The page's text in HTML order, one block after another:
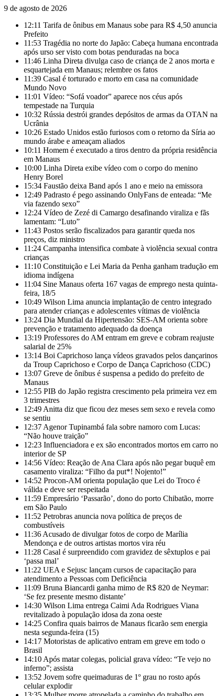
9 de agosto de 2026
12:11 Tarifa de ônibus em Manaus sobe para R$ 4,50 anuncia
Prefeito
11:53 Tragédia no norte do Japão: Cabeça humana encontrada
após urso ser visto com botas penduradas na boca
11:46 Linha Direta divulga caso de criança de 2 anos morta e
esquartejada em Manaus; relembre os fatos
11:39 Casal é torturado e morto em casa na comunidade
Mundo Novo
11:01 Vídeo: “Sofá voador” aparece nos céus após
tempestade na Turquia
10:32 Rússia destrói grandes depósitos de armas da OTAN na
Ucrânia
10:26 Estado Unidos estão furiosos com o retorno da Síria ao
mundo árabe e ameaçam aliados
10:11 Homem é executado a tiros dentro da própria residência
em Manaus
10:00 Linha Direta exibe vídeo com o corpo do menino
Henry Borel
15:34 Faustão deixa Band após 1 ano e meio na emissora
12:49 Padrasto é pego assinando OnlyFans de enteada: “Me
via fazendo sexo”
12:24 Vídeo de Zezé di Camargo desafinando viraliza e fãs
lamentam: “Luto”
11:43 Postos serão fiscalizados para garantir queda nos
preços, diz ministro
11:24 Campanha intensifica combate à violência sexual contra
crianças
11:10 Constituição e Lei Maria da Penha ganham tradução em
idioma indígena
11:04 Sine Manaus oferta 167 vagas de emprego nesta quinta-
feira, 18/5
10:49 Wilson Lima anuncia implantação de centro integrado
para atender crianças e adolescentes vítimas de violência
13:24 Dia Mundial da Hipertensão: SES-AM orienta sobre
prevenção e tratamento adequado da doença
13:19 Professores do AM entram em greve e cobram reajuste
salarial de 25%
13:14 Boi Caprichoso lança vídeos gravados pelos dançarinos
da Troup Caprichoso e Corpo de Dança Caprichoso (CDC)
13:07 Greve de ônibus é suspensa a pedido do prefeito de
Manaus
12:55 PIB do Japão registra crescimento pela primeira vez em
3 trimestres
12:49 Anitta diz que ficou dez meses sem sexo e revela como
se sentiu
12:37 Agenor Tupinambá fala sobre namoro com Lucas:
“Não houve traição”
12:23 Influenciadora e ex são encontrados mortos em carro no
interior de SP
14:56 Vídeo: Reação de Ana Clara após não pegar buquê em
casamento viraliza: “Filho da put*! Nojento!”
14:52 Procon-AM orienta população que Lei do Troco é
válida e deve ser respeitada
11:59 Empresário ‘Passarão’, dono do porto Chibatão, morre
em São Paulo
11:52 Petrobras anuncia nova política de preços de
combustíveis
11:36 Acusado de divulgar fotos de corpo de Marília
Mendonça e de outros artistas mortos vira réu
11:28 Casal é surpreendido com gravidez de sêxtuplos e pai
‘passa mal’
11:22 UEA e Sejusc lançam cursos de capacitação para
atendimento a Pessoas com Deficiência
11:09 Bruna Biancardi ganha mimo de R$ 820 de Neymar:
‘Se fez presente mesmo distante’
14:30 Wilson Lima entrega Caimi Ada Rodrigues Viana
revitalizado à população idosa da zona oeste
14:25 Confira quais bairros de Manaus ficarão sem energia
nesta segunda-feira (15)
14:17 Motoristas de aplicativo entram em greve em todo o
Brasil
14:10 Após matar colegas, policial grava vídeo: “Te vejo no
inferno”; assista
13:52 Jovem sofre queimaduras de 1º grau no rosto após
celular explodir